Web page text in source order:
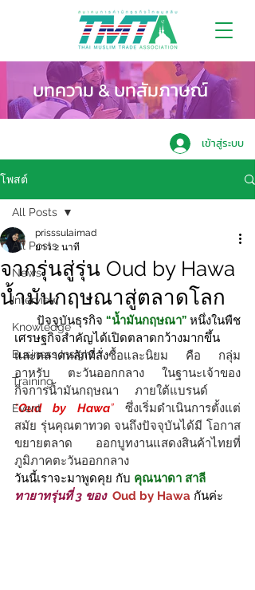
บทความ & บทสัมภาษณ์
เข้าสู่ระบบ
โพสต์
All Posts
News
Interview
Knowledge
Business Insight
Training
Event
All Posts
จากรุ่นสู่รุ่น Oud by Hawa
น้ำมันกฤษณาสู่ตลาดโลก
prisssulaimad
ยาว 2 นาที
       ปัจจุบันธุรกิจ
“น้ำมันกฤษณา” หนึ่งในพืช
เศรษฐกิจสำคัญได้เปิดตลาดกว้างมากขึ้น
และตลาดหลักที่สั่งซื้อและนิยม คือ กลุ่ม
อาหรับ ตะวันออกกลาง ในฐานะเจ้าของ
กิจการน้ำมันกฤษณา     ภายใต้แบรนด์
“Oud by Hawa” ซึ่งเริ่มดำเนินการตั้งแต่
สมัย รุ่นคุณตาทวด จนถึงปัจจุบันได้มี โอกาส
ขยายตลาด ออกบูทงานแสดงสินค้าไทยที่
ภูมิภาคตะวันออกกลาง
วันนี้เราจะมาพูดคุย กับ คุณนาดา สาลี
ทายาทรุ่นที่ 3 ของ Oud by Hawa กันค่ะ